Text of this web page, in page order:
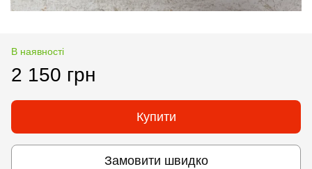
В наявності
2 150 грн
Купити
Замовити швидко